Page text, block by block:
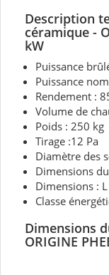
Description
céramique -
kW
Puissance
Puissance
Rendement :
Volume de
Poids : 250 kg
Tirage :12 Pa
Diamètre des
Dimensions
Dimensions :
Classe
Dimensions
ORIGINE